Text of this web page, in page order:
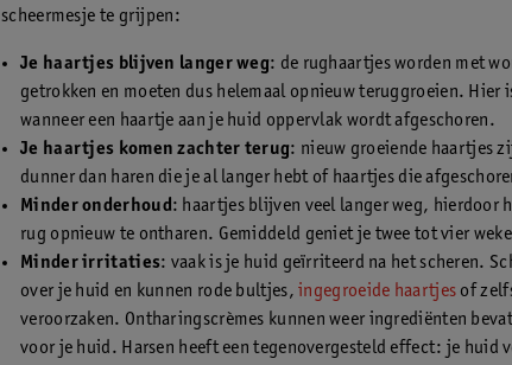
scheermesje te grijpen:
Je haartjes blijven langer weg: de rughaartjes worden met
getrokken en moeten dus helemaal opnieuw teruggroeien. Hier
wanneer een haartje aan je huid oppervlak wordt afgeschoren.
Je haartjes komen zachter terug: nieuw groeiende haartjes
dunner dan haren die je al langer hebt of haartjes die
Minder onderhoud: haartjes blijven veel langer weg, hierdoor
rug opnieuw te ontharen. Gemiddeld geniet je twee tot vier
Minder irritaties: vaak is je huid geïrriteerd na het scheren.
over je huid en kunnen rode bultjes,ingegroeide haartjes of
veroorzaken. Ontharingscrèmes kunnen weer ingrediënten
voor je huid. Harsen heeft een tegenovergesteld effect: je huid